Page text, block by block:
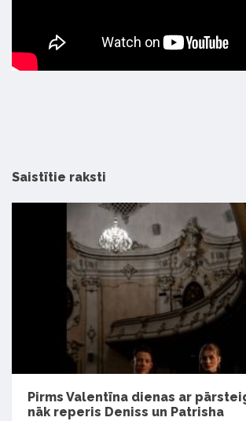
Saistītie raksti
Pirms Valentīna dienas ar
nāk reperis Deniss un Patrisha